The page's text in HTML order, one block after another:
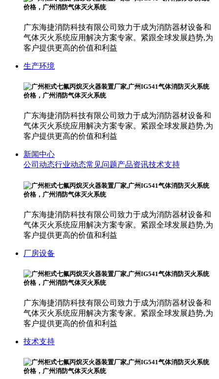
广东海捷消防科技有限公司致力于成为消防器材设备和
气体灭火系统应用解决方案专家。紧跟全球发展趋势,为
客户提供更高的价值和利益
生产环境
广东海捷消防科技有限公司致力于成为消防器材设备和
气体灭火系统应用解决方案专家。紧跟全球发展趋势,为
客户提供更高的价值和利益
新闻中心
公司动态行业动态常见问题产品资讯技术支持
广东海捷消防科技有限公司致力于成为消防器材设备和
气体灭火系统应用解决方案专家。紧跟全球发展趋势,为
客户提供更高的价值和利益
厂房设备
广东海捷消防科技有限公司致力于成为消防器材设备和
气体灭火系统应用解决方案专家。紧跟全球发展趋势,为
客户提供更高的价值和利益
技术支持